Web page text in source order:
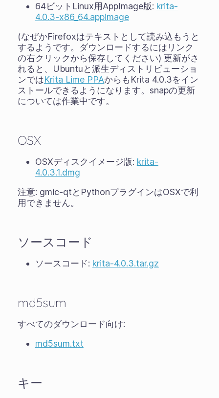
64ビットLinux用AppImage版: krita-
4.0.3-x86_64.appimage
(なぜかFirefoxはテキストとして読み込もうと
するようです。ダウンロードするにはリンク
の右クリックから保存してください) 更新がさ
れると、Ubuntuと派生ディストリビューショ
ンではKrita Lime PPAからもKrita 4.0.3をイン
ストールできるようになります。snapの更新
については作業中です。
OSX
OSXディスクイメージ版: krita-
4.0.3.1.dmg
注意: gmic-qtとPythonプラグインはOSXで利
用できません。
ソースコード
ソースコード: krita-4.0.3.tar.gz
md5sum
すべてのダウンロード向け:
md5sum.txt
キー